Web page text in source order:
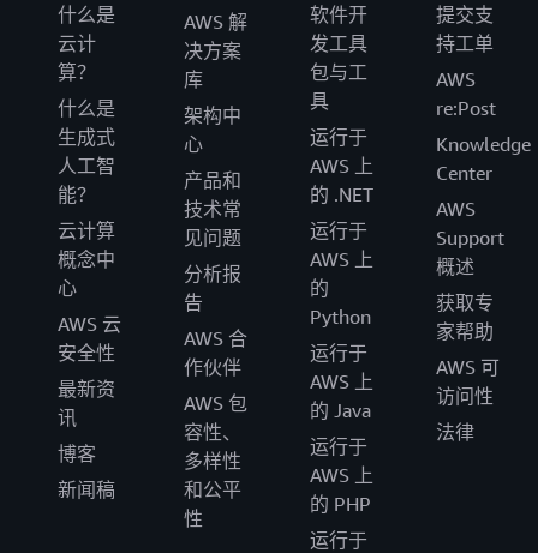
什么是
云计
算？
什么是
生成式
人工智
能？
云计算
概念中
心
AWS 云
安全性
最新资
讯
博客
新闻稿
AWS 解
决方案
库
架构中
心
产品和
技术常
见问题
分析报
告
AWS 合
作伙伴
AWS 包
容性、
多样性
和公平
性
软件开
发工具
包与工
具
运行于
AWS 上
的 .NET
运行于
AWS 上
的
Python
运行于
AWS 上
的 Java
运行于
AWS 上
的 PHP
运行于
提交支
持工单
AWS
re:Post
Knowledge
Center
AWS
Support
概述
获取专
家帮助
AWS 可
访问性
法律